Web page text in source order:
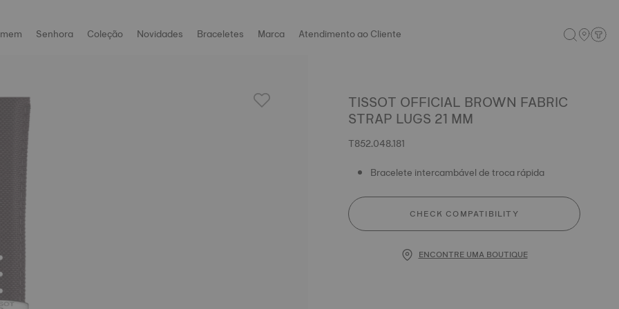
Senhora Coleção Novidades Braceletes Marca Atendimento ao Cliente
TISSOT OFFICIAL BROWN FABRIC
STRAP LUGS 21 MM
T852.048.181
Bracelete intercambável de troca rápida
CHECK COMPATIBILITY
ENCONTRE UMA BOUTIQUE